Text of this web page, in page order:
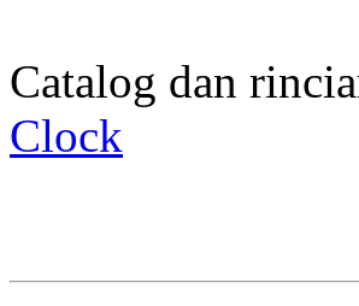
Catalog dan
Clock